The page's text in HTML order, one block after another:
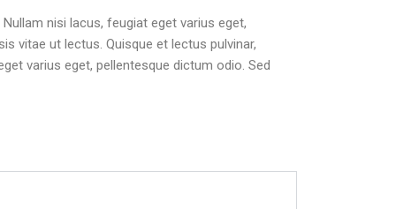
nisi lacus, feugiat eget varius eget,
vitae ut lectus. Quisque et lectus pulvinar,
varius eget, pellentesque dictum odio. Sed